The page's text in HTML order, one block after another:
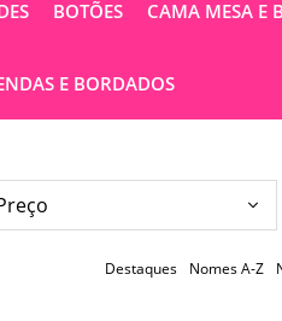
BOTÕES CAMA MESA E
E BORDADOS
Destaques Nomes A-Z